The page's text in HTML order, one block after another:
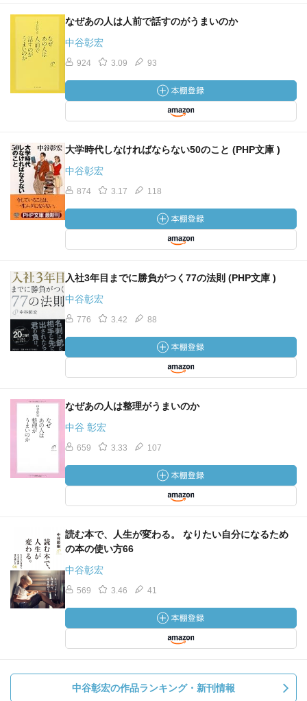
なぜあの人は人前で話すのがうまいのか
中谷彰宏
924 3.09 93
大学時代しなければならない50のこと (PHP文庫 )
中谷彰宏
874 3.17 118
入社3年目までに勝負がつく77の法則 (PHP文庫 )
中谷彰宏
776 3.42 88
なぜあの人は整理がうまいのか
中谷 彰宏
659 3.33 107
読む本で、人生が変わる。 なりたい自分になるため
の本の使い方66
中谷彰宏
569 3.46 41
中谷彰宏の作品ランキング・新刊情報